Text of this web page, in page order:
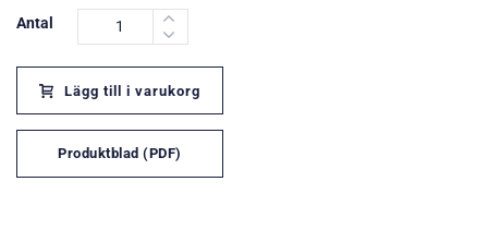
Antal
Lägg till i varukorg
Produktblad (PDF)